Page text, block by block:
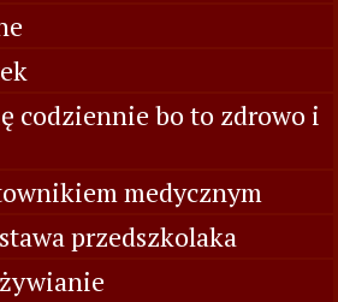
codziennie bo to zdrowo i
medycznym
przedszkolaka